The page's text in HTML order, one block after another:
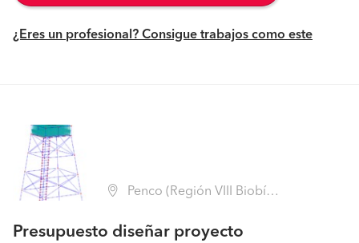
¿Eres un profesional? Consigue trabajos como este
Penco (Región VIII Biobío - Concepción)
Presupuesto diseñar proyecto